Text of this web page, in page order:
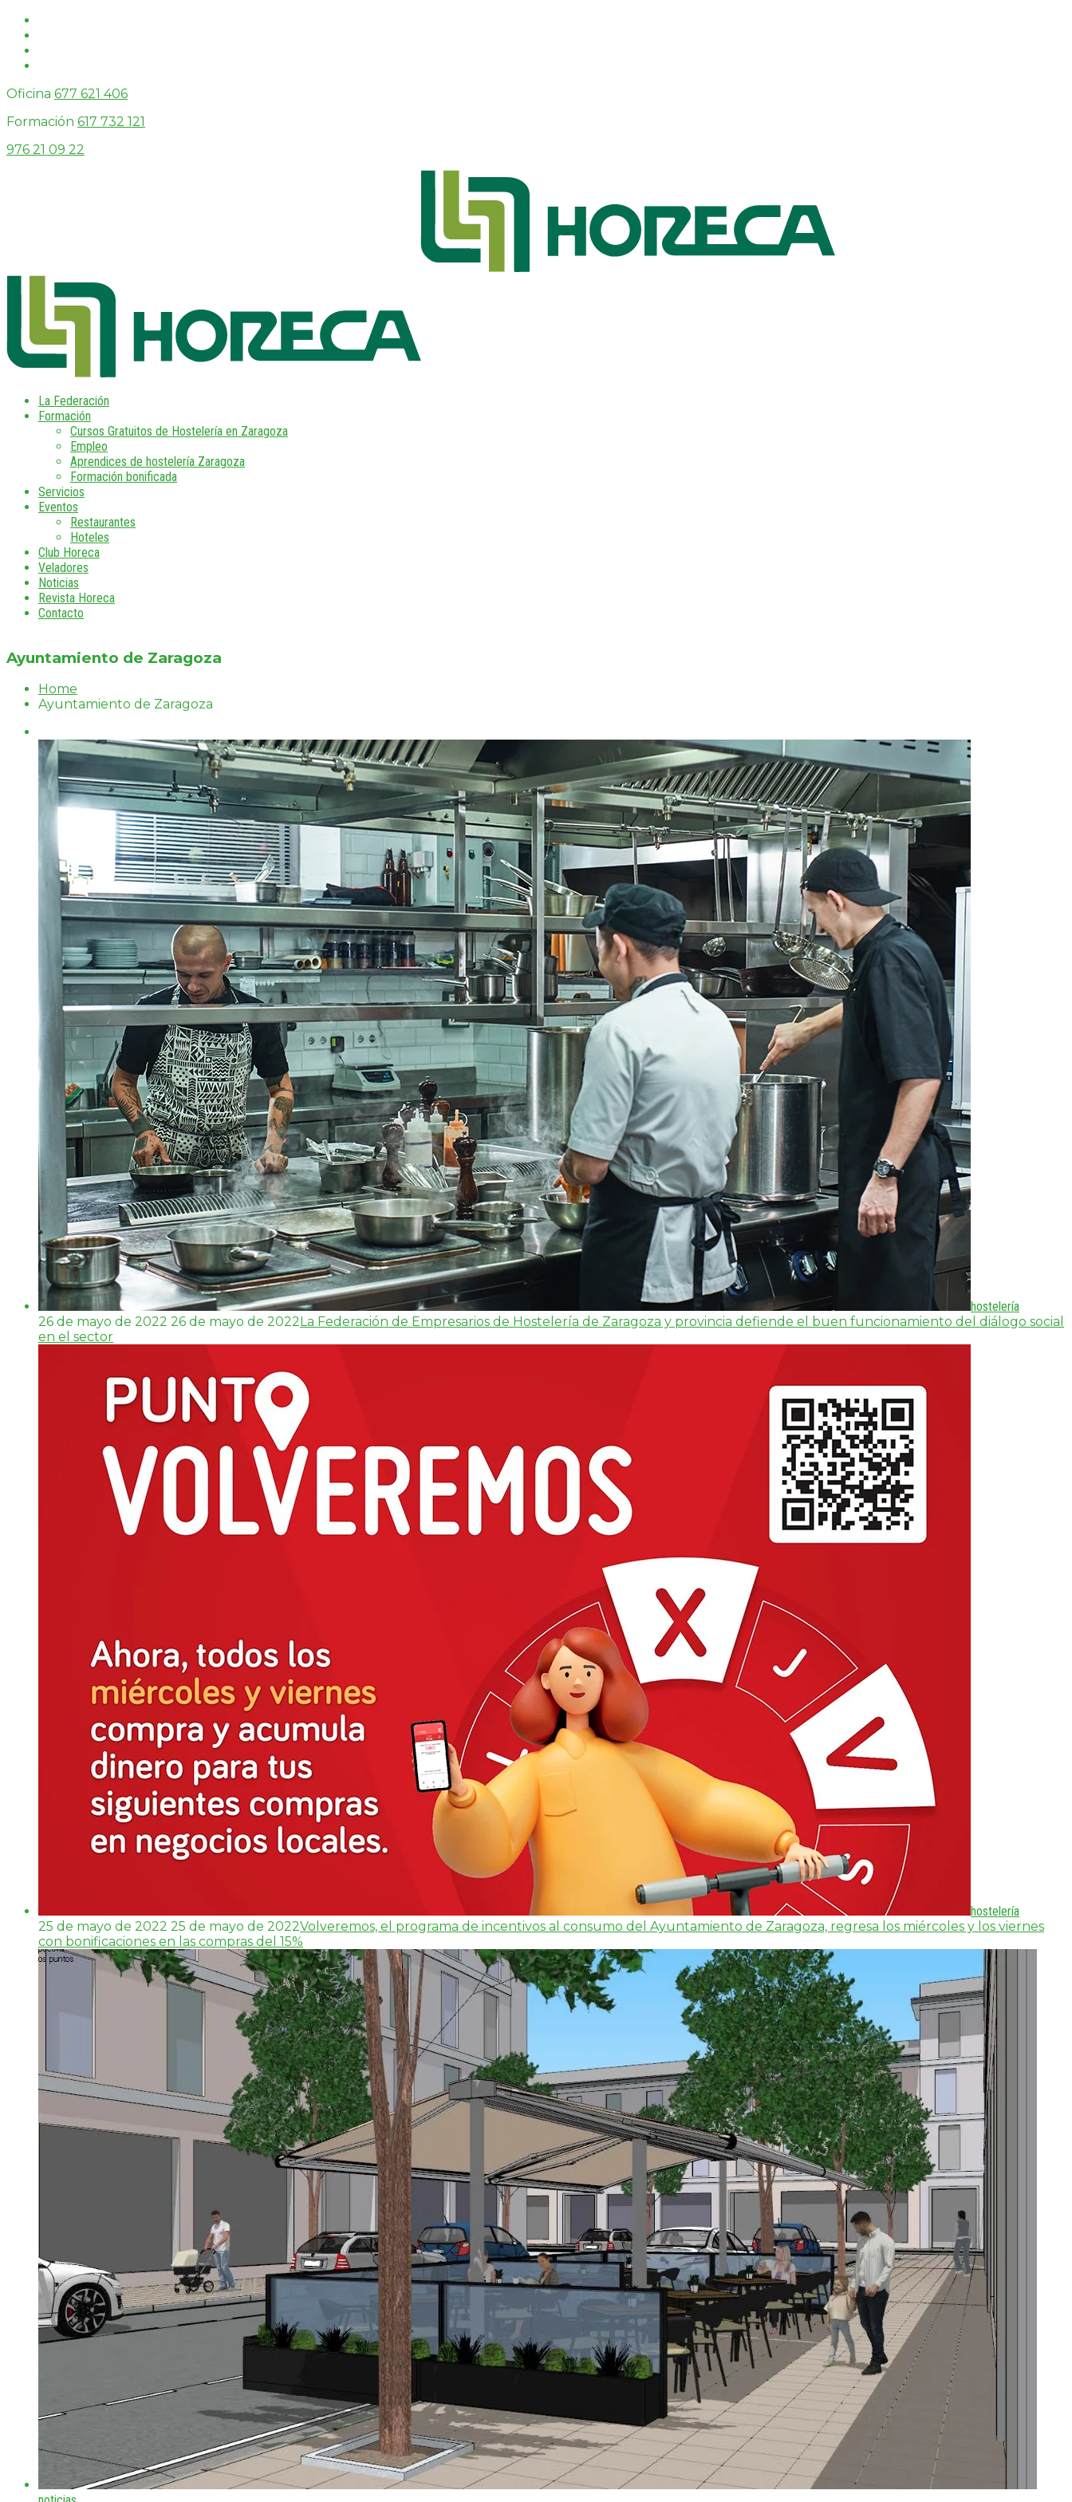
Oficina 677 621 406
Formación 617 732 121
976 21 09 22
La Federación
Formación
Cursos Gratuitos de Hostelería en Zaragoza
Empleo
Aprendices de hostelería Zaragoza
Formación bonificada
Servicios
Eventos
Restaurantes
Hoteles
Club Horeca
Veladores
Noticias
Revista Horeca
Contacto
Ayuntamiento de Zaragoza
Home
Ayuntamiento de Zaragoza
hostelería
26 de mayo de 2022 26 de mayo de 2022 La Federación de Empresarios de Hostelería de Zaragoza y provincia defiende el buen funcionamiento del diálogo social
en el sector
hostelería
25 de mayo de 2022 25 de mayo de 2022Volveremos, el programa de incentivos al consumo del Ayuntamiento de Zaragoza, regresa los miércoles y los viernes
con bonificaciones en las compras del 15%